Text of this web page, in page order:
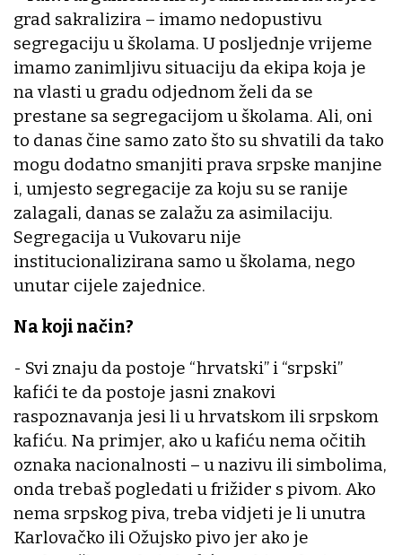
grad sakralizira – imamo nedopustivu
segregaciju u školama. U posljednje vrijeme
imamo zanimljivu situaciju da ekipa koja je
na vlasti u gradu odjednom želi da se
prestane sa segregacijom u školama. Ali, oni
to danas čine samo zato što su shvatili da tako
mogu dodatno smanjiti prava srpske manjine
i, umjesto segregacije za koju su se ranije
zalagali, danas se zalažu za asimilaciju.
Segregacija u Vukovaru nije
institucionalizirana samo u školama, nego
unutar cijele zajednice.
Na koji način?
- Svi znaju da postoje “hrvatski” i “srpski”
kafići te da postoje jasni znakovi
raspoznavanja jesi li u hrvatskom ili srpskom
kafiću. Na primjer, ako u kafiću nema očitih
oznaka nacionalnosti – u nazivu ili simbolima,
onda trebaš pogledati u frižider s pivom. Ako
nema srpskog piva, treba vidjeti je li unutra
Karlovačko ili Ožujsko pivo jer ako je